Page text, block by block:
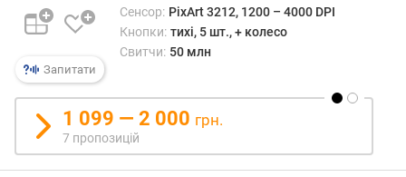
р
о
д
ь
а
Запитати
Сенсор: PixArt 3212, 1200 – 4000 DPI
Кнопки: тихі, 5 шт., + колесо
Свитчи: 50 млн
1 099 — 2 000 грн.
7 пропозицій